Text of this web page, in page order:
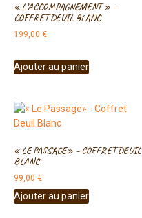
« L’ACCOMPAGNEMENT » –
COFFRET DEUIL BLANC
199,00 €
Ajouter au panier
« LE PASSAGE» – COFFRET DEUIL
BLANC
99,00 €
Ajouter au panier